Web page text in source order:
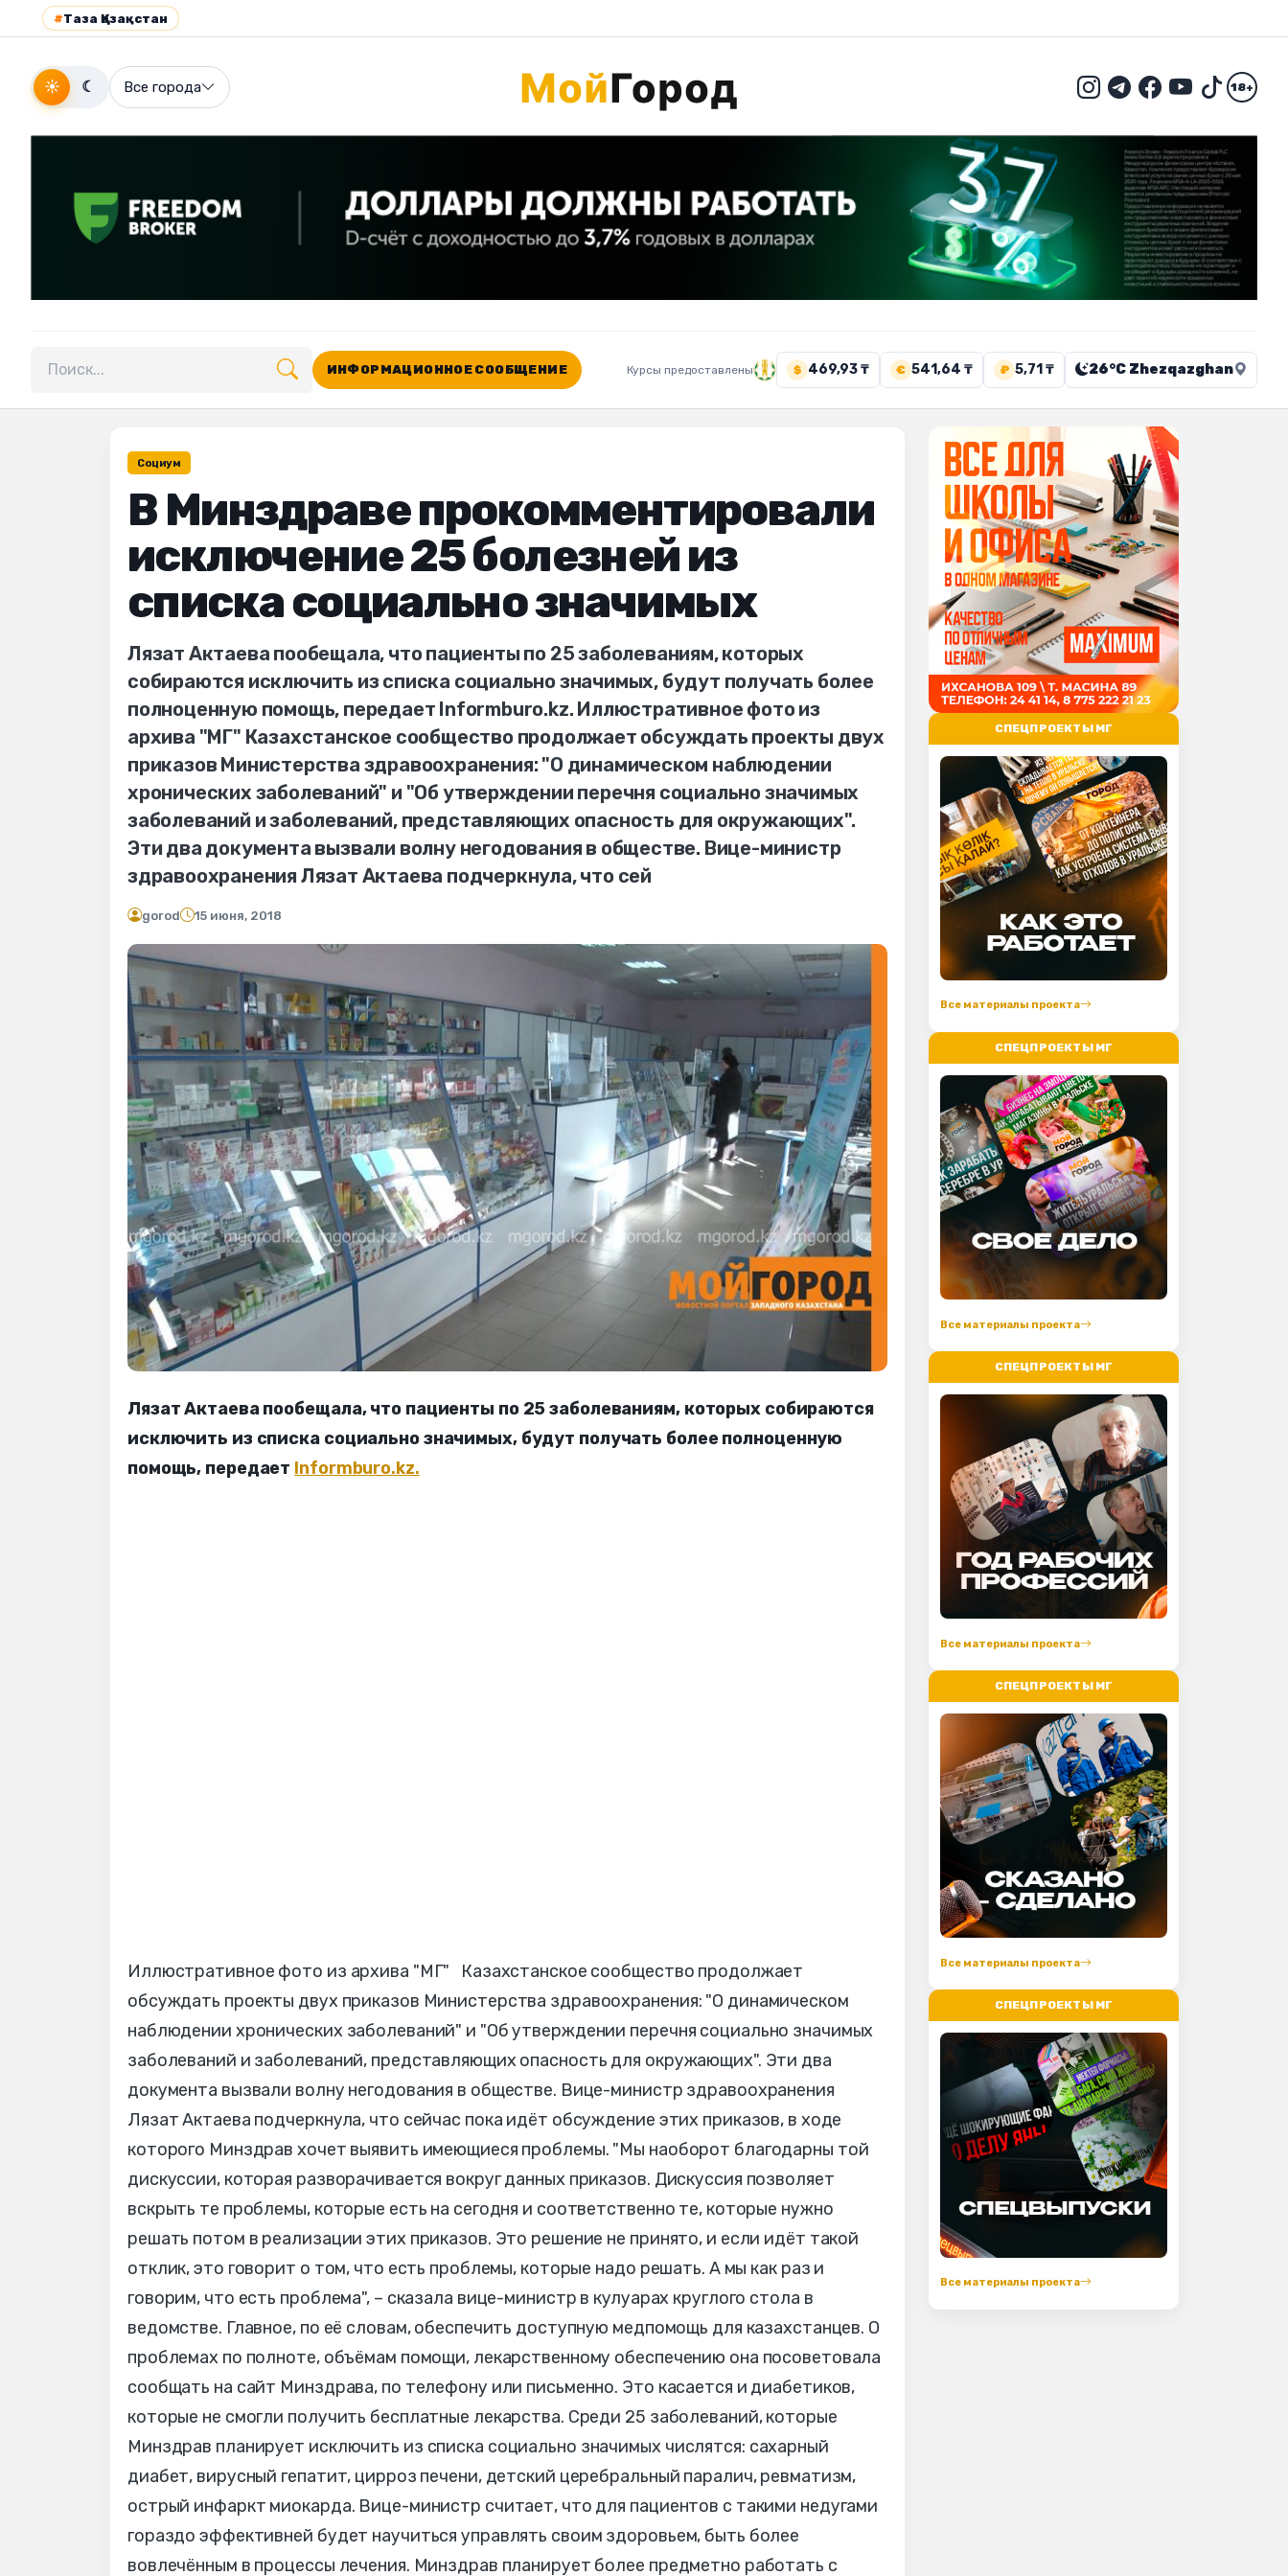
#Таза Қазақстан
☀ ☾ Все города 18+
Поиск по сайту
ИНФОРМАЦИОННОЕ СООБЩЕНИЕ Курсы предоставлены $ 469,93 ₸ € 541,64 ₸ ₽ 5,71 ₸ 26°C Zhezqazghan
Социум
В Минздраве прокомментировали
исключение 25 болезней из
списка социально значимых
Лязат Актаева пообещала, что пациенты по 25 заболеваниям, которых
собираются исключить из списка социально значимых, будут получать более
полноценную помощь, передает Informburo.kz. Иллюстративное фото из
архива "МГ" Казахстанское сообщество продолжает обсуждать проекты двух
приказов Министерства здравоохранения: "О динамическом наблюдении
хронических заболеваний" и "Об утверждении перечня социально значимых
заболеваний и заболеваний, представляющих опасность для окружающих".
Эти два документа вызвали волну негодования в обществе. Вице-министр
здравоохранения Лязат Актаева подчеркнула, что сей
gorod 15 июня, 2018
Лязат Актаева пообещала, что пациенты по 25 заболеваниям, которых собираются
исключить из списка социально значимых, будут получать более полноценную
помощь, передает Informburo.kz.
Иллюстративное фото из архива "МГ" Казахстанское сообщество продолжает
обсуждать проекты двух приказов Министерства здравоохранения: "О динамическом
наблюдении хронических заболеваний" и "Об утверждении перечня социально значимых
заболеваний и заболеваний, представляющих опасность для окружающих". Эти два
документа вызвали волну негодования в обществе. Вице-министр здравоохранения
Лязат Актаева подчеркнула, что сейчас пока идёт обсуждение этих приказов, в ходе
которого Минздрав хочет выявить имеющиеся проблемы. "Мы наоборот благодарны той
дискуссии, которая разворачивается вокруг данных приказов. Дискуссия позволяет
вскрыть те проблемы, которые есть на сегодня и соответственно те, которые нужно
решать потом в реализации этих приказов. Это решение не принято, и если идёт такой
отклик, это говорит о том, что есть проблемы, которые надо решать. А мы как раз и
говорим, что есть проблема", – сказала вице-министр в кулуарах круглого стола в
ведомстве. Главное, по её словам, обеспечить доступную медпомощь для казахстанцев. О
проблемах по полноте, объёмам помощи, лекарственному обеспечению она посоветовала
сообщать на сайт Минздрава, по телефону или письменно. Это касается и диабетиков,
которые не смогли получить бесплатные лекарства. Среди 25 заболеваний, которые
Минздрав планирует исключить из списка социально значимых числятся: сахарный
диабет, вирусный гепатит, цирроз печени, детский церебральный паралич, ревматизм,
острый инфаркт миокарда. Вице-министр считает, что для пациентов с такими недугами
гораздо эффективней будет научиться управлять своим здоровьем, быть более
вовлечённым в процессы лечения. Минздрав планирует более предметно работать с
СПЕЦПРОЕКТЫ МГ
Все материалы проекта
СПЕЦПРОЕКТЫ МГ
Все материалы проекта
СПЕЦПРОЕКТЫ МГ
Все материалы проекта
СПЕЦПРОЕКТЫ МГ
Все материалы проекта
СПЕЦПРОЕКТЫ МГ
Все материалы проекта